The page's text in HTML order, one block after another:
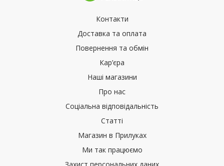
Контакти
Доставка та оплата
Повернення та обмін
Кар’єра
Наші магазини
Про нас
Соціальна відповідальність
Статті
Магазин в Прилуках
Ми так працюємо
Захист персональних даних